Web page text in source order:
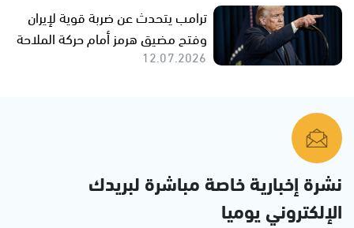
ترامب يتحدث عن ضربة قوية لإيران
وفتح مضيق هرمز أمام حركة الملاحة
12.07.2026
نشرة إخبارية خاصة مباشرة لبريدك
الإلكتروني يوميا